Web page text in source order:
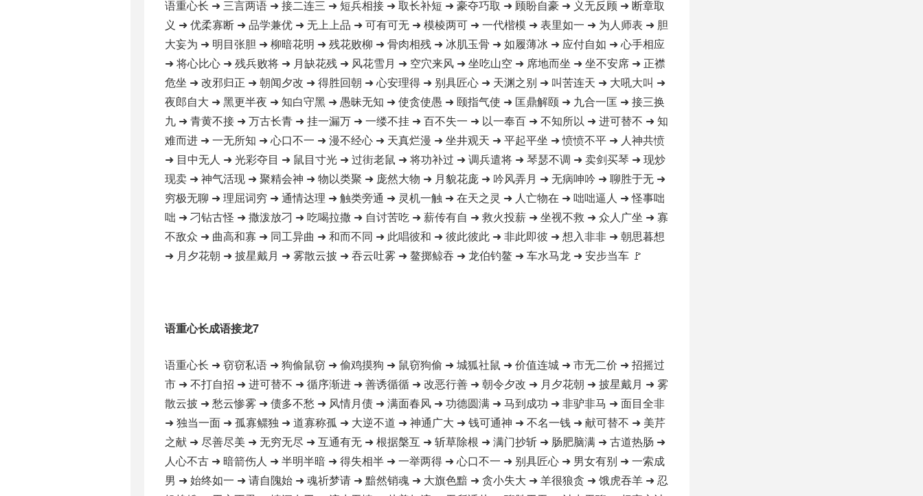
语重心长 ➜ 三言两语 ➜ 接二连三 ➜ 短兵相接 ➜ 取长补短 ➜ 豪夺巧取 ➜ 顾盼自豪 ➜ 义无反顾 ➜ 断章取
义 ➜ 优柔寡断 ➜ 品学兼优 ➜ 无上上品 ➜ 可有可无 ➜ 模棱两可 ➜ 一代楷模 ➜ 表里如一 ➜ 为人师表 ➜ 胆
大妄为 ➜ 明目张胆 ➜ 柳暗花明 ➜ 残花败柳 ➜ 骨肉相残 ➜ 冰肌玉骨 ➜ 如履薄冰 ➜ 应付自如 ➜ 心手相应
➜ 将心比心 ➜ 残兵败将 ➜ 月缺花残 ➜ 风花雪月 ➜ 空穴来风 ➜ 坐吃山空 ➜ 席地而坐 ➜ 坐不安席 ➜ 正襟
危坐 ➜ 改邪归正 ➜ 朝闻夕改 ➜ 得胜回朝 ➜ 心安理得 ➜ 别具匠心 ➜ 天渊之别 ➜ 叫苦连天 ➜ 大吼大叫 ➜
夜郎自大 ➜ 黑更半夜 ➜ 知白守黑 ➜ 愚昧无知 ➜ 使贪使愚 ➜ 颐指气使 ➜ 匡鼎解颐 ➜ 九合一匡 ➜ 接三换
九 ➜ 青黄不接 ➜ 万古长青 ➜ 挂一漏万 ➜ 一缕不挂 ➜ 百不失一 ➜ 以一奉百 ➜ 不知所以 ➜ 进可替不 ➜ 知
难而进 ➜ 一无所知 ➜ 心口不一 ➜ 漫不经心 ➜ 天真烂漫 ➜ 坐井观天 ➜ 平起平坐 ➜ 愤愤不平 ➜ 人神共愤
➜ 目中无人 ➜ 光彩夺目 ➜ 鼠目寸光 ➜ 过街老鼠 ➜ 将功补过 ➜ 调兵遣将 ➜ 琴瑟不调 ➜ 卖剑买琴 ➜ 现炒
现卖 ➜ 神气活现 ➜ 聚精会神 ➜ 物以类聚 ➜ 庞然大物 ➜ 月貌花庞 ➜ 吟风弄月 ➜ 无病呻吟 ➜ 聊胜于无 ➜
穷极无聊 ➜ 理屈词穷 ➜ 通情达理 ➜ 触类旁通 ➜ 灵机一触 ➜ 在天之灵 ➜ 人亡物在 ➜ 咄咄逼人 ➜ 怪事咄
咄 ➜ 刁钻古怪 ➜ 撒泼放刁 ➜ 吃喝拉撒 ➜ 自讨苦吃 ➜ 薪传有自 ➜ 救火投薪 ➜ 坐视不救 ➜ 众人广坐 ➜ 寡
不敌众 ➜ 曲高和寡 ➜ 同工异曲 ➜ 和而不同 ➜ 此唱彼和 ➜ 彼此彼此 ➜ 非此即彼 ➜ 想入非非 ➜ 朝思暮想
➜ 月夕花朝 ➜ 披星戴月 ➜ 雾散云披 ➜ 吞云吐雾 ➜ 鳌掷鲸吞 ➜ 龙伯钓鳌 ➜ 车水马龙 ➜ 安步当车 🚩
语重心长成语接龙7
语重心长 ➜ 窃窃私语 ➜ 狗偷鼠窃 ➜ 偷鸡摸狗 ➜ 鼠窃狗偷 ➜ 城狐社鼠 ➜ 价值连城 ➜ 市无二价 ➜ 招摇过
市 ➜ 不打自招 ➜ 进可替不 ➜ 循序渐进 ➜ 善诱循循 ➜ 改恶行善 ➜ 朝令夕改 ➜ 月夕花朝 ➜ 披星戴月 ➜ 雾
散云披 ➜ 愁云惨雾 ➜ 债多不愁 ➜ 风情月债 ➜ 满面春风 ➜ 功德圆满 ➜ 马到成功 ➜ 非驴非马 ➜ 面目全非
➜ 独当一面 ➜ 孤寡鳏独 ➜ 道寡称孤 ➜ 大逆不道 ➜ 神通广大 ➜ 钱可通神 ➜ 不名一钱 ➜ 献可替不 ➜ 美芹
之献 ➜ 尽善尽美 ➜ 无穷无尽 ➜ 互通有无 ➜ 根据槃互 ➜ 斩草除根 ➜ 满门抄斩 ➜ 肠肥脑满 ➜ 古道热肠 ➜
人心不古 ➜ 暗箭伤人 ➜ 半明半暗 ➜ 得失相半 ➜ 一举两得 ➜ 心口不一 ➜ 别具匠心 ➜ 男女有别 ➜ 一索成
男 ➜ 始终如一 ➜ 请自隗始 ➜ 魂祈梦请 ➜ 黯然销魂 ➜ 大旗色黯 ➜ 贪小失大 ➜ 羊很狼贪 ➜ 饿虎吞羊 ➜ 忍